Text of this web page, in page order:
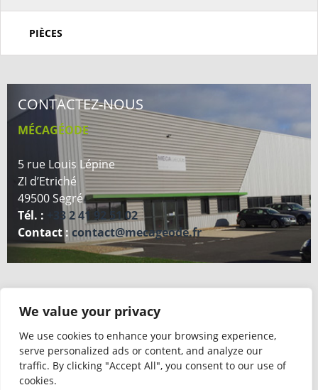
We value your privacy
We use cookies to enhance your browsing experience,
serve personalized ads or content, and analyze our
traffic. By clicking "Accept All", you consent to our use of
cookies.
PIÈCES
CONTACTEZ-NOUS
MÉCAGÉODE
5 rue Louis Lépine
ZI d’Etriché
49500 Segré
Tél. : +33 2 41 92 51 02
Contact : contact@mecageode.fr